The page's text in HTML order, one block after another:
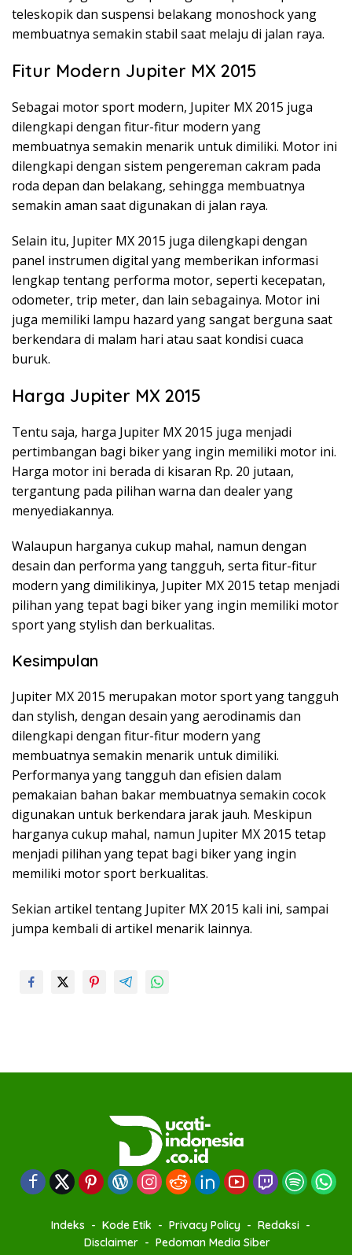
teleskopik dan suspensi belakang monoshock yang
membuatnya semakin stabil saat melaju di jalan raya.
Fitur Modern Jupiter MX 2015
Sebagai motor sport modern, Jupiter MX 2015 juga
dilengkapi dengan fitur-fitur modern yang
membuatnya semakin menarik untuk dimiliki. Motor ini
dilengkapi dengan sistem pengereman cakram pada
roda depan dan belakang, sehingga membuatnya
semakin aman saat digunakan di jalan raya.
Selain itu, Jupiter MX 2015 juga dilengkapi dengan
panel instrumen digital yang memberikan informasi
lengkap tentang performa motor, seperti kecepatan,
odometer, trip meter, dan lain sebagainya. Motor ini
juga memiliki lampu hazard yang sangat berguna saat
berkendara di malam hari atau saat kondisi cuaca
buruk.
Harga Jupiter MX 2015
Tentu saja, harga Jupiter MX 2015 juga menjadi
pertimbangan bagi biker yang ingin memiliki motor ini.
Harga motor ini berada di kisaran Rp. 20 jutaan,
tergantung pada pilihan warna dan dealer yang
menyediakannya.
Walaupun harganya cukup mahal, namun dengan
desain dan performa yang tangguh, serta fitur-fitur
modern yang dimilikinya, Jupiter MX 2015 tetap menjadi
pilihan yang tepat bagi biker yang ingin memiliki motor
sport yang stylish dan berkualitas.
Kesimpulan
Jupiter MX 2015 merupakan motor sport yang tangguh
dan stylish, dengan desain yang aerodinamis dan
dilengkapi dengan fitur-fitur modern yang
membuatnya semakin menarik untuk dimiliki.
Performanya yang tangguh dan efisien dalam
pemakaian bahan bakar membuatnya semakin cocok
digunakan untuk berkendara jarak jauh. Meskipun
harganya cukup mahal, namun Jupiter MX 2015 tetap
menjadi pilihan yang tepat bagi biker yang ingin
memiliki motor sport berkualitas.
Sekian artikel tentang Jupiter MX 2015 kali ini, sampai
jumpa kembali di artikel menarik lainnya.
Indeks Kode Etik Privacy Policy
Redaksi
Disclaimer
Pedoman Media Siber